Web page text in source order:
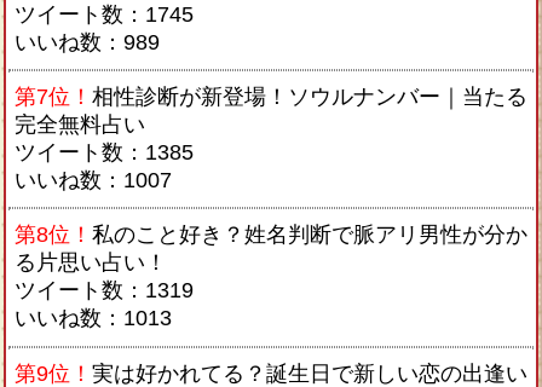
ツイート数：1745
いいね数：989
第7位！ 相性診断が新登場！ソウルナンバー｜当たる
完全無料占い
ツイート数：1385
いいね数：1007
第8位！ 私のこと好き？姓名判断で脈アリ男性が分か
る片思い占い！
ツイート数：1319
いいね数：1013
第9位！ 実は好かれてる？誕生日で新しい恋の出逢い